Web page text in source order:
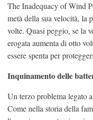
The Inadequacy of Wind
metà della sua velocità, la
volte. Quasi peggio, se la
erogata aumenta di otto
essere spenta per
Inquinamento delle
Un terzo problema legato
Come nella storia della